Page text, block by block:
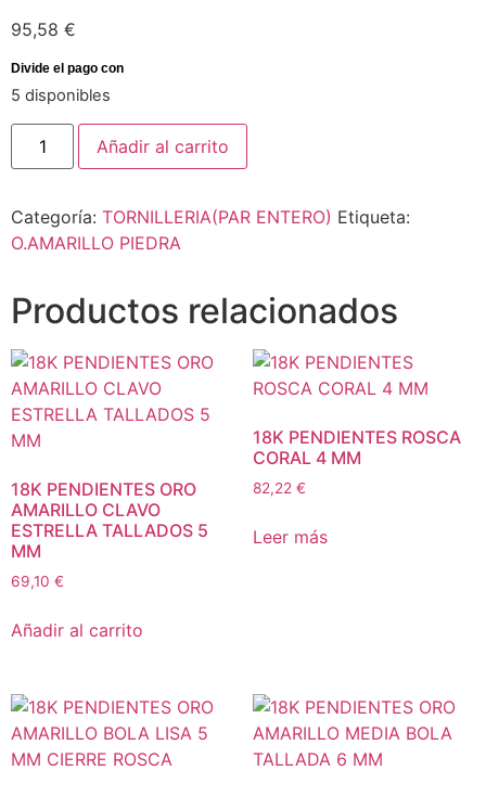
95,58 €
5 disponibles
Añadir al carrito
Categoría: TORNILLERIA(PAR ENTERO) Etiqueta:
O.AMARILLO PIEDRA
Productos relacionados
18K PENDIENTES ORO
AMARILLO CLAVO
ESTRELLA TALLADOS 5
MM
69,10 €
Añadir al carrito
18K PENDIENTES ROSCA
CORAL 4 MM
82,22 €
Leer más